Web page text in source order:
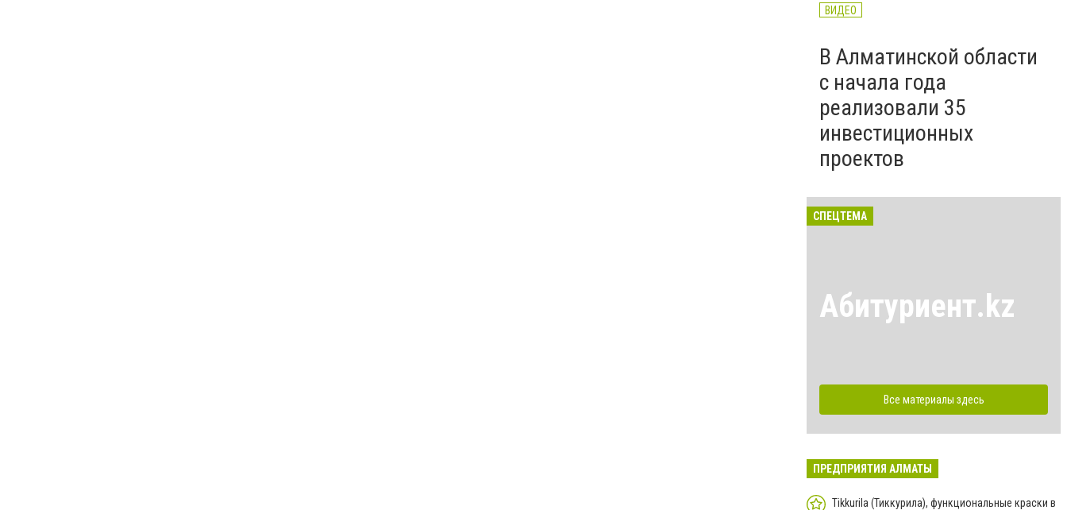
ВИДЕО
В Алматинской области
с начала года
реализовали 35
инвестиционных
проектов
СПЕЦТЕМА
Абитуриент.kz
Все материалы здесь
ПРЕДПРИЯТИЯ АЛМАТЫ
Tikkurila (Тиккурила), функциональные краски в